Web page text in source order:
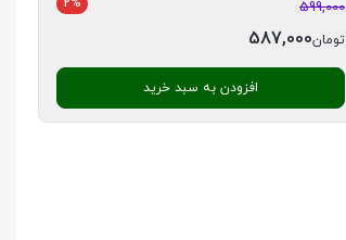
599,000
تومان587,000
افزودن به سبد خرید